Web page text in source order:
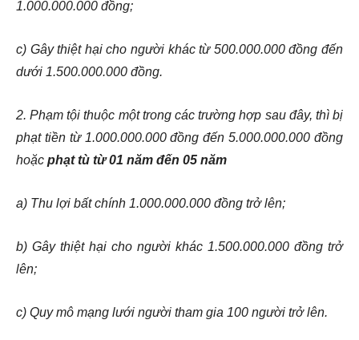
1.000.000.000 đồng;
c) Gây thiệt hại cho người khác từ 500.000.000 đồng đến
dưới 1.500.000.000 đồng.
2. Phạm tội thuộc một trong các trường hợp sau đây, thì bị
phạt tiền từ 1.000.000.000 đồng đến 5.000.000.000 đồng
hoặc phạt tù từ 01 năm đến 05 năm
a) Thu lợi bất chính 1.000.000.000 đồng trở lên;
b) Gây thiệt hại cho người khác 1.500.000.000 đồng trở
lên;
c) Quy mô mạng lưới người tham gia 100 người trở lên.